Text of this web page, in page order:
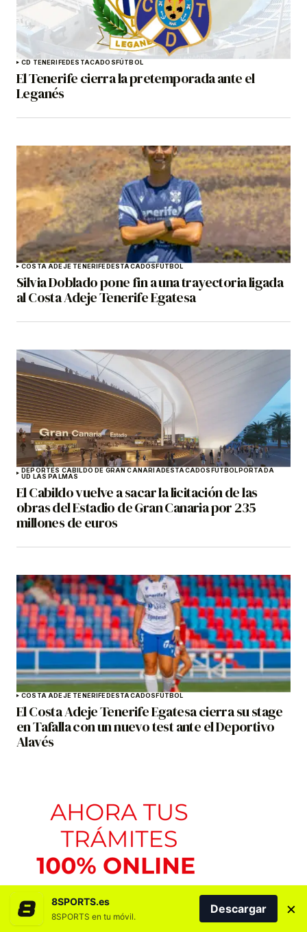
CD TENERIFEDESTACADOSFÚTBOL
El Tenerife cierra la pretemporada ante el
Leganés
COSTA ADEJE TENERIFEDESTACADOSFÚTBOL
Silvia Doblado pone fin a una trayectoria ligada
al Costa Adeje Tenerife Egatesa
DEPORTES CABILDO DE GRAN CANARIADESTACADOSFÚTBOLPORTADA
UD LAS PALMAS
El Cabildo vuelve a sacar la licitación de las
obras del Estadio de Gran Canaria por 235
millones de euros
COSTA ADEJE TENERIFEDESTACADOSFÚTBOL
El Costa Adeje Tenerife Egatesa cierra su stage
en Tafalla con un nuevo test ante el Deportivo
Alavés
8SPORTS.es
8SPORTS en tu móvil.
Descargar ×